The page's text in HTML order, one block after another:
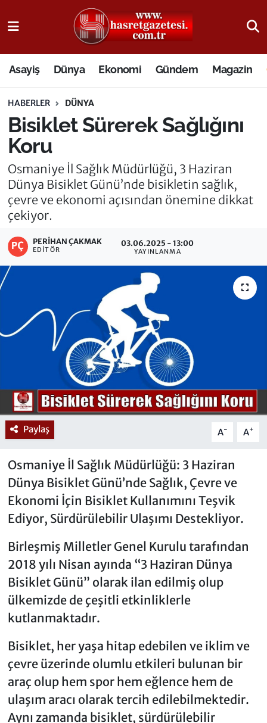
Asayiş Dünya Ekonomi Gündem Magazin
HABERLER DÜNYA
Bisiklet Sürerek Sağlığını
Koru
Osmaniye İl Sağlık Müdürlüğü, 3 Haziran
Dünya Bisiklet Günü’nde bisikletin sağlık,
çevre ve ekonomi açısından önemine dikkat
çekiyor.
PERIHAN ÇAKMAK
EDITÖR
03.06.2025 - 13:00
YAYINLANMA
Paylaş A- A+
Osmaniye İl Sağlık Müdürlüğü: 3 Haziran
Dünya Bisiklet Günü’nde Sağlık, Çevre ve
Ekonomi İçin Bisiklet Kullanımını Teşvik
Ediyor, Sürdürülebilir Ulaşımı Destekliyor.
Birleşmiş Milletler Genel Kurulu tarafından
2018 yılı Nisan ayında “3 Haziran Dünya
Bisiklet Günü” olarak ilan edilmiş olup
ülkemizde de çeşitli etkinliklerle
kutlanmaktadır.
Bisiklet, her yaşa hitap edebilen ve iklim ve
çevre üzerinde olumlu etkileri bulunan bir
araç olup hem spor hem eğlence hem de
ulaşım aracı olarak tercih edilebilmektedir.
Aynı zamanda bisiklet, sürdürülebilir
Osmaniye Nöbetçi Eczaneler
Osmaniye Hava Durumu
Osmaniye Trafik Yoğunluk Haritası
Süper Lig Puan Durumu ve Fikstür
Tüm Manşetler
Son Dakika Haberleri